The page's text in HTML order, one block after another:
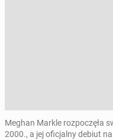
Meghan Markle rozpoczęła
2000., a jej oficjalny debiut